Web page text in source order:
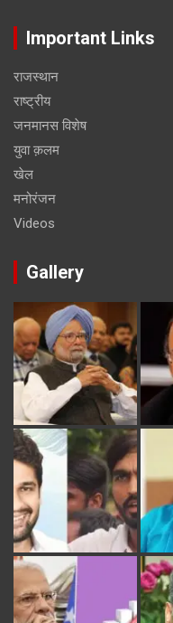
Important Links
राजस्थान
राष्ट्रीय
जनमानस विशेष
युवा क़लम
खेल
मनोरंजन
Videos
Gallery